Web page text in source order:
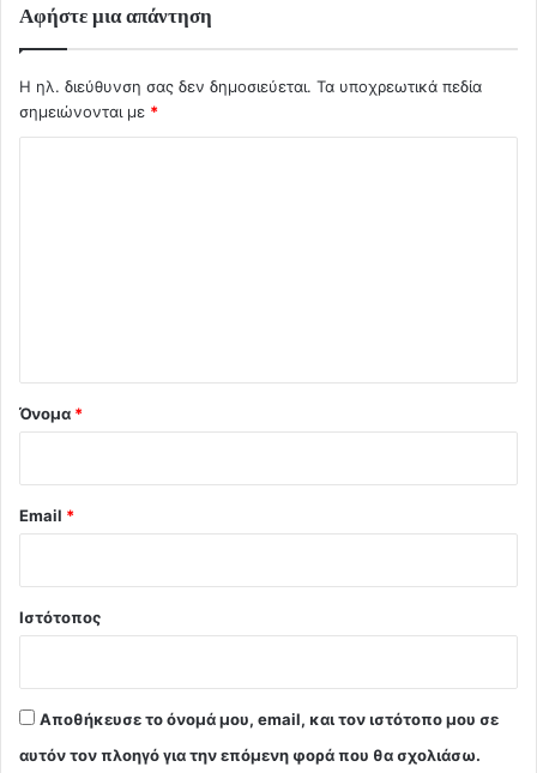
Αφήστε μια απάντηση
Η ηλ. διεύθυνση σας δεν δημοσιεύεται. Τα υποχρεωτικά πεδία
σημειώνονται με *
Όνομα *
Email *
Ιστότοπος
Αποθήκευσε το όνομά μου, email, και τον ιστότοπο μου σε
αυτόν τον πλοηγό για την επόμενη φορά που θα σχολιάσω.